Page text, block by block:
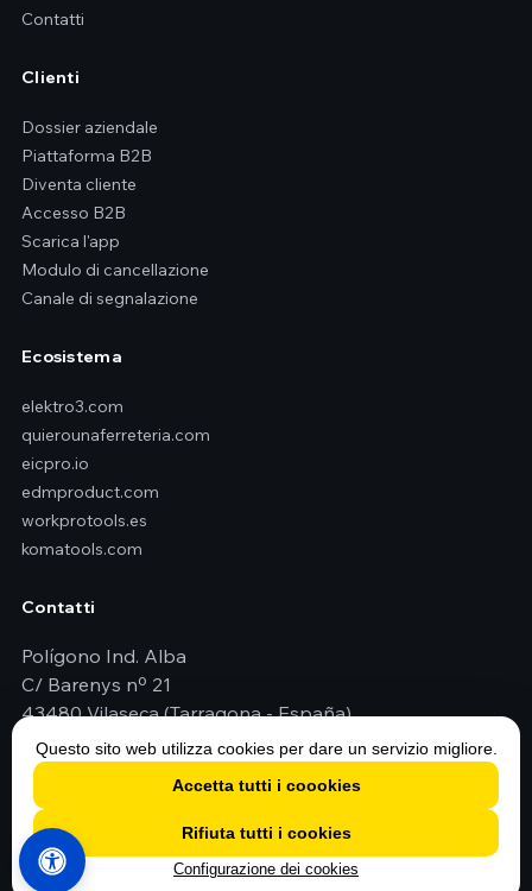
Contatti
Clienti
Dossier aziendale
Piattaforma B2B
Diventa cliente
Accesso B2B
Scarica l'app
Modulo di cancellazione
Canale di segnalazione
Ecosistema
elektro3.com
quierounaferreteria.com
eicpro.io
edmproduct.com
workprotools.es
komatools.com
Contatti
Polígono Ind. Alba
C/ Barenys nº 21
43480 Vilaseca (Tarragona - España)
+34 977 79 29 45
elektro3@elektro3.com
© 2026 Elektro3 S.C.C.L. · Tutti i diritti riservati
Questo sito web utilizza cookies per dare un servizio migliore.
Configurazione dei cookies
Rifiuta tutti i cookies
Accetta tutti i coookies